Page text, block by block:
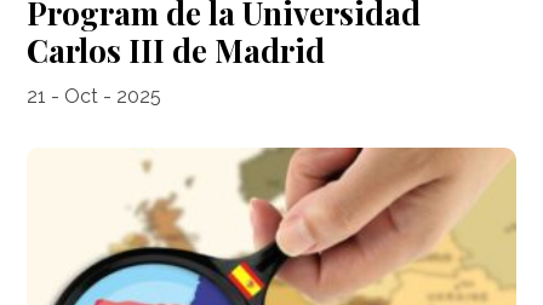
Program de la Universidad
Carlos III de Madrid
21 - Oct - 2025